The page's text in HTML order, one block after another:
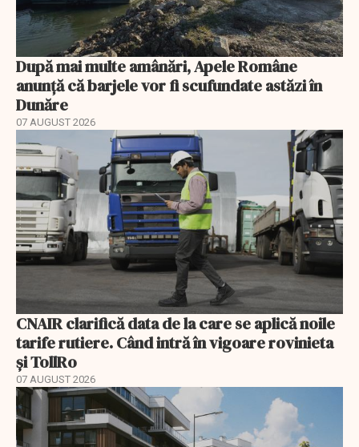
După mai multe amânări, Apele Române
anunță că barjele vor fi scufundate astăzi în
Dunăre
07 AUGUST 2026
CNAIR clarifică data de la care se aplică noile
tarife rutiere. Când intră în vigoare rovinieta
și TollRo
07 AUGUST 2026